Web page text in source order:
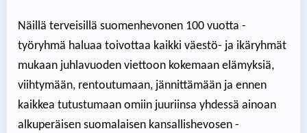
Näillä terveisillä suomenhevonen 100 vuotta -
työryhmä haluaa toivottaa kaikki väestö- ja ikäryhmät
mukaan juhlavuoden viettoon kokemaan elämyksiä,
viihtymään, rentoutumaan, jännittämään ja ennen
kaikkea tutustumaan omiin juuriinsa yhdessä ainoan
alkuperäisen suomalaisen kansallishevosen -